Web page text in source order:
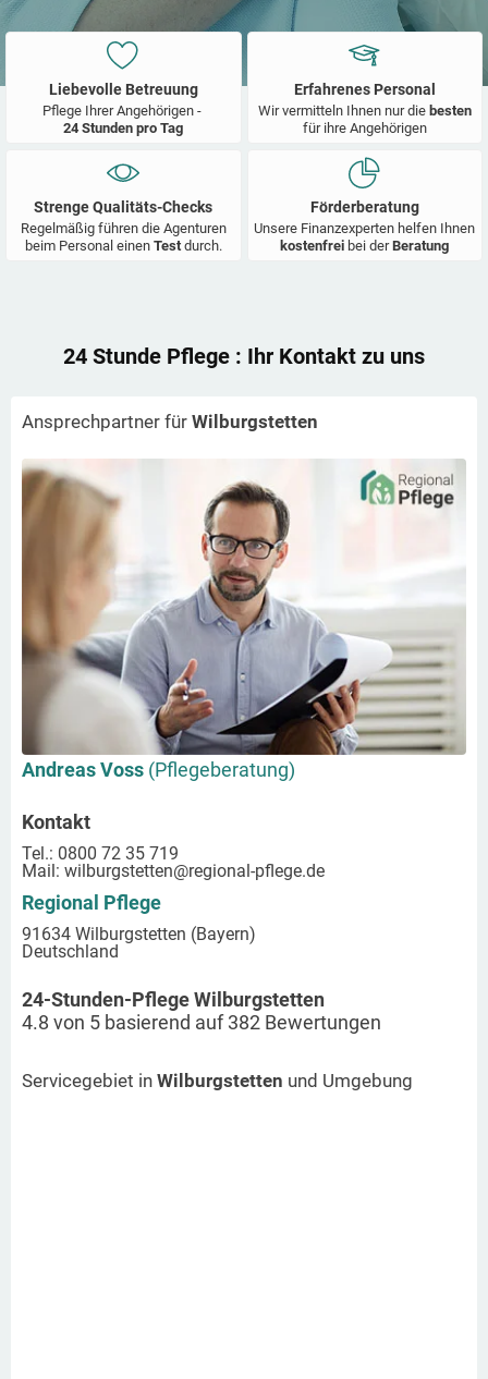
Liebevolle Betreuung
Pflege Ihrer Angehörigen -
24 Stunden pro Tag
Erfahrenes Personal
Wir vermitteln Ihnen nur die besten
für ihre Angehörigen
Strenge Qualitäts-Checks
Regelmäßig führen die Agenturen
beim Personal einen Test durch.
Förderberatung
Unsere Finanzexperten helfen Ihnen
kostenfrei bei derBeratung
24 Stunde Pflege : Ihr Kontakt zu uns
Ansprechpartner für Wilburgstetten
Andreas Voss (Pflegeberatung)
Kontakt
Tel.: 0800 72 35 719
Mail: wilburgstetten@regional-pflege.de
Regional Pflege
91634 Wilburgstetten (Bayern)
Deutschland
24-Stunden-Pflege Wilburgstetten
4.8 von 5 basierend auf382 Bewertungen
Servicegebiet in Wilburgstetten und Umgebung